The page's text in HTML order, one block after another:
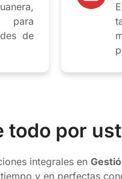
para
de
todo por
integrales en
y en perfectas